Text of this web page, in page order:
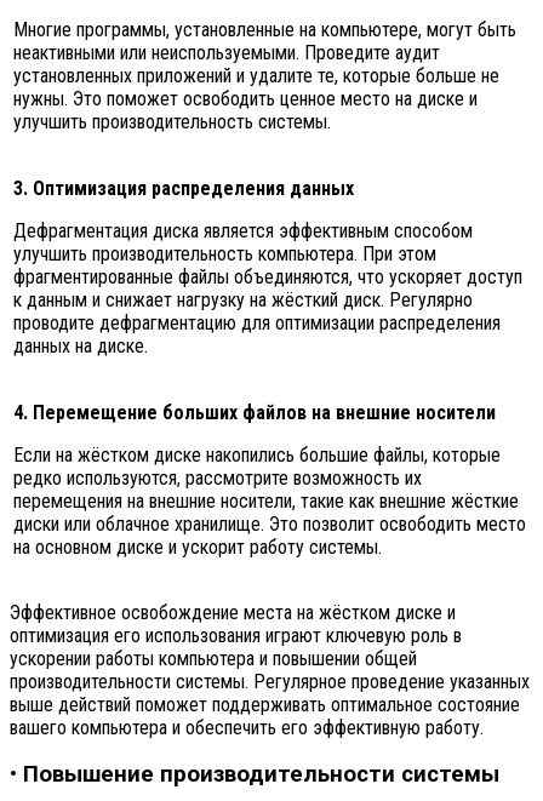
Многие программы, установленные на компьютере, могут быть
неактивными или неиспользуемыми. Проведите аудит
установленных приложений и удалите те, которые больше не
нужны. Это поможет освободить ценное место на диске и
улучшить производительность системы.
3. Оптимизация распределения данных
Дефрагментация диска является эффективным способом
улучшить производительность компьютера. При этом
фрагментированные файлы объединяются, что ускоряет доступ
к данным и снижает нагрузку на жёсткий диск. Регулярно
проводите дефрагментацию для оптимизации распределения
данных на диске.
4. Перемещение больших файлов на внешние носители
Если на жёстком диске накопились большие файлы, которые
редко используются, рассмотрите возможность их
перемещения на внешние носители, такие как внешние жёсткие
диски или облачное хранилище. Это позволит освободить место
на основном диске и ускорит работу системы.
Эффективное освобождение места на жёстком диске и
оптимизация его использования играют ключевую роль в
ускорении работы компьютера и повышении общей
производительности системы. Регулярное проведение указанных
выше действий поможет поддерживать оптимальное состояние
вашего компьютера и обеспечить его эффективную работу.
• Повышение производительности системы